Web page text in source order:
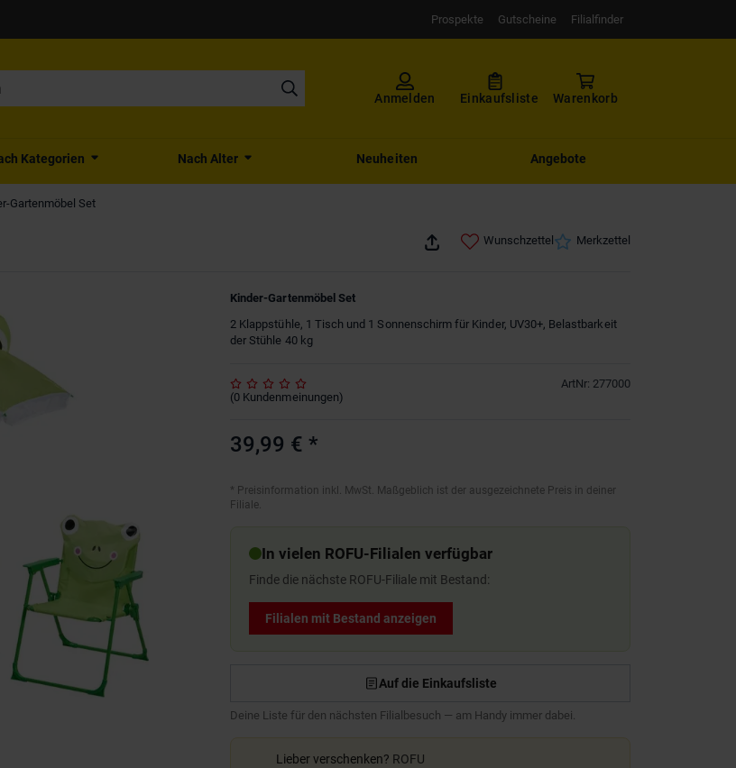
Prospekte Gutscheine Filialfinder
Anmelden Einkaufsliste Warenkorb
Kategorien Nach Alter Neuheiten Angebote
Gartenmöbel Set
Wunschzettel Merkzettel
Kinder-Gartenmöbel Set
2 Klappstühle, 1 Tisch und 1 Sonnenschirm für Kinder, UV30+, Belastbarkeit
der Stühle 40 kg
ArtNr: 277000
(0 Kundenmeinungen)
39,99 € *
* Preisinformation inkl. MwSt. Maßgeblich ist der ausgezeichnete Preis in deiner
Filiale.
In vielen ROFU-Filialen verfügbar
Finde die nächste ROFU-Filiale mit Bestand:
Filialen mit Bestand anzeigen
Auf die Einkaufsliste
Deine Liste für den nächsten Filialbesuch — am Handy immer dabei.
Lieber verschenken? ROFU